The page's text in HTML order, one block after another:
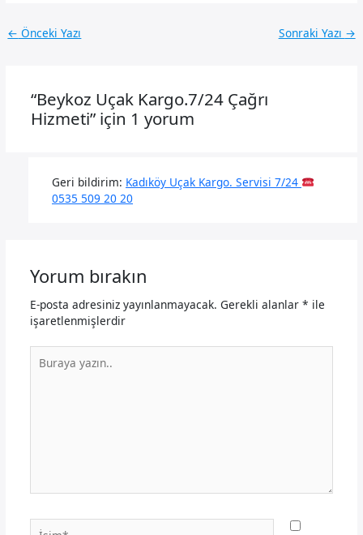
← Önceki Yazı Sonraki Yazı →
“Beykoz Uçak Kargo.7/24 Çağrı
Hizmeti” için 1 yorum
Geri bildirim: Kadıköy Uçak Kargo. Servisi 7/24
0535 509 20 20
Yorum bırakın
E-posta adresiniz yayınlanmayacak. Gerekli alanlar * ile
işaretlenmişlerdir
yazın..